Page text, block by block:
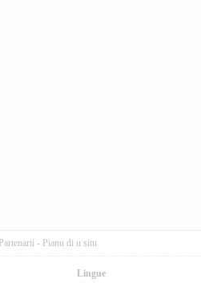
Partenarii - Pianu di u situ
Lingue